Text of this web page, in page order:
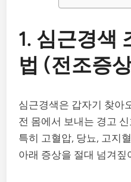
1. 심근경색
법 (전조증
심근경색은 갑자기 찾아
전 몸에서 보내는 경고
특히 고혈압, 당뇨, 고지
아래 증상을 절대 넘겨짚